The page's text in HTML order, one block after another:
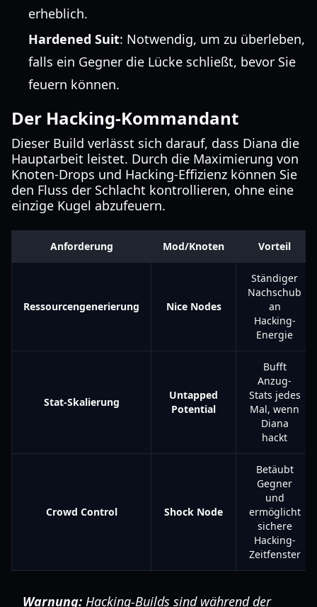
erheblich.
Hardened Suit: Notwendig, um zu überleben,
falls ein Gegner die Lücke schließt, bevor Sie
feuern können.
Der Hacking-Kommandant
Dieser Build verlässt sich darauf, dass Diana die
Hauptarbeit leistet. Durch die Maximierung von
Knoten-Drops und Hacking-Effizienz können Sie
den Fluss der Schlacht kontrollieren, ohne eine
einzige Kugel abzufeuern.
Anforderung Mod/Knoten Vorteil
Ressourcengenerierung Nice Nodes
Ständiger
Nachschub
an
Hacking-
Energie
Stat-Skalierung
Untapped
Potential
Bufft
Anzug-
Stats jedes
Mal, wenn
Diana
hackt
Crowd Control Shock Node
Betäubt
Gegner
und
ermöglicht
sichere
Hacking-
Zeitfenster
Warnung: Hacking-Builds sind während der